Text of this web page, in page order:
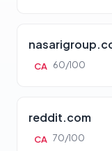
CA 60/100
reddit.com
CA 70/100